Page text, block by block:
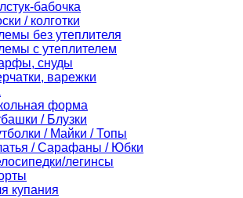
бабочка
/ колготки
без утеплителя
с утеплителем
снуды
варежки
форма
/ Блузки
/ Майки / Топы
/ Сарафаны / Юбки
легинсы
купания